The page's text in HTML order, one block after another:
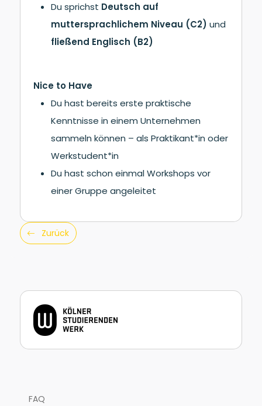
Du sprichst Deutsch auf
muttersprachlichem Niveau (C2) und
fließend Englisch (B2)
Nice to Have
Du hast bereits erste praktische
Kenntnisse in einem Unternehmen
sammeln können – als Praktikant*in oder
Werkstudent*in
Du hast schon einmal Workshops vor
einer Gruppe angeleitet
Zurück
FAQ